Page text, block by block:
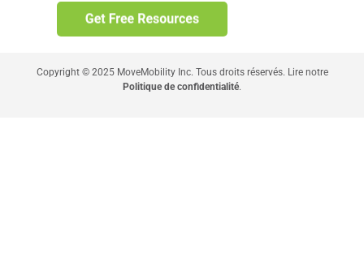
Copyright © 2025 MoveMobility Inc. Tous droits réservés. Lire notre
Politique de confidentialité.